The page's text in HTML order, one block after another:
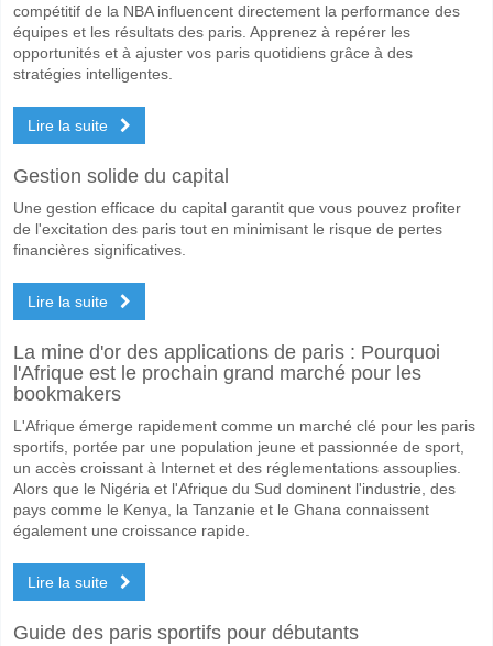
South Melbourne pour le Gagnant du match, avec une probabilité de
Les deux équipes marqueront-elles dans le match
Oui pour Les Deux Équipes Marquent, avec un pourcentage de 57%.
Quel sera le résultat correct attendu entre South
compétitif de la NBA influencent directement la performance des
équipes et les résultats des paris. Apprenez à repérer les
opportunités et à ajuster vos paris quotidiens grâce à des
stratégies intelligentes.
Lire la suite
Gestion solide du capital
Une gestion efficace du capital garantit que vous pouvez profiter
de l'excitation des paris tout en minimisant le risque de pertes
financières significatives.
Lire la suite
La mine d'or des applications de paris : Pourquoi
l'Afrique est le prochain grand marché pour les
bookmakers
L'Afrique émerge rapidement comme un marché clé pour les paris
sportifs, portée par une population jeune et passionnée de sport,
un accès croissant à Internet et des réglementations assouplies.
Alors que le Nigéria et l'Afrique du Sud dominent l'industrie, des
pays comme le Kenya, la Tanzanie et le Ghana connaissent
également une croissance rapide.
Lire la suite
Guide des paris sportifs pour débutants